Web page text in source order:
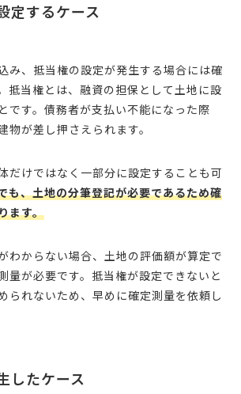
定するケース
み、抵当権の設定が発生する場合には確
抵当権とは、融資の担保として土地に設
です。債務者が支払い不能になった際
物が差し押さえられます。
だけではなく一部分に設定することも可
も、土地の分筆登記が必要であるため確
ます。
わからない場合、土地の評価額が算定で
量が必要です。抵当権が設定できないと
られないため、早めに確定測量を依頼し
したケース